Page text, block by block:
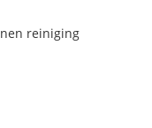
reiniging